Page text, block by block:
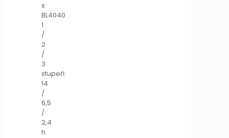
s
BL4040
1
/
2
/
3
stupeň:
14
/
6,5
/
2,4
h